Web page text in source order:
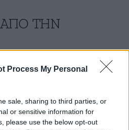
Process My Personal
sale, sharing to third parties, or
or sensitive information for
please use the below opt-out
ΑΠΟ ΤΗΝ